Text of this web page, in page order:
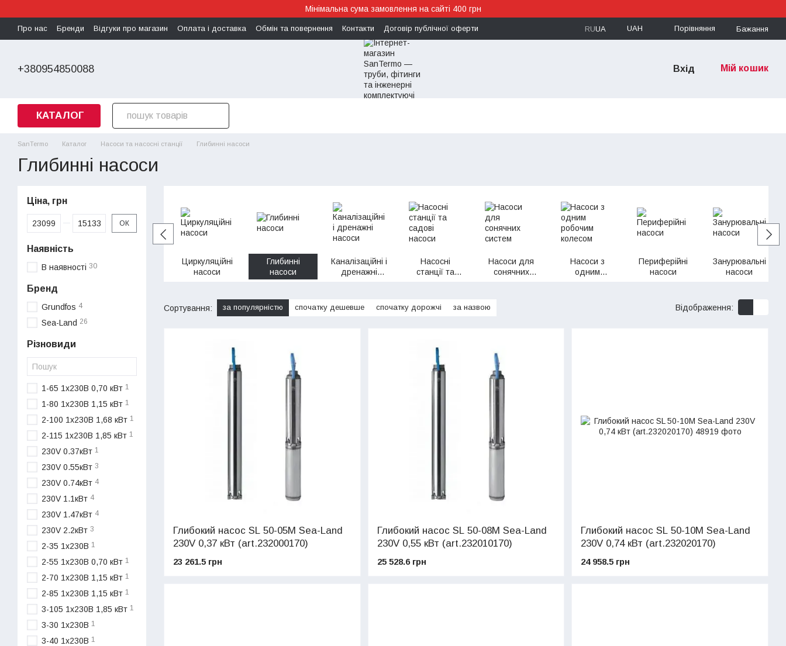
Мінімальна сума замовлення на сайті 400 грн
Про нас Бренди Відгуки про магазин Оплата і доставка Обмін та повернення Контакти
Договір публічної оферти
Політика конфіденційності
RUUA UAH Порівняння Бажання
+380954850088 Вхід Мій кошик
КАТАЛОГ
SanTermo Каталог Насоси та насосні станції Глибинні насоси
Глибинні насоси
Циркуляційні
насоси
Глибинні
насоси
Каналізаційні і
дренажні
Насосні
станції та
Насоси для
сонячних
Насоси з
одним
Периферійні
насоси
Занурювальні
насоси
Сортування: за популярністю спочатку дешевше спочатку дорожчі за назвою Відображення:
Глибокий насос SL 50-05M Sea-Land
230V 0,37 кВт (art.232000170)
23 261.5 грн
Глибокий насос SL 50-08M Sea-Land
230V 0,55 кВт (art.232010170)
25 528.6 грн
Глибокий насос SL 50-10M Sea-Land
230V 0,74 кВт (art.232020170)
24 958.5 грн
Ціна, грн
Від Ціна, грн
До Ціна, грн ОК
Наявність
В наявності 30
Бренд
Grundfos 4
Sea-Land 26
Різновиди
1-65 1х230В 0,70 кВт 1
1-80 1х230В 1,15 кВт 1
2-100 1х230В 1,68 кВт 1
2-115 1х230В 1,85 кВт 1
230V 0.37кВт 1
230V 0.55кВт 3
230V 0.74кВт 4
230V 1.1кВт 4
230V 1.47кВт 4
230V 2.2кВт 3
2-35 1х230В 1
2-55 1х230В 0,70 кВт 1
2-70 1х230В 1,15 кВт 1
2-85 1х230В 1,15 кВт 1
3-105 1х230В 1,85 кВт 1
3-30 1х230В 1
3-40 1х230В 1